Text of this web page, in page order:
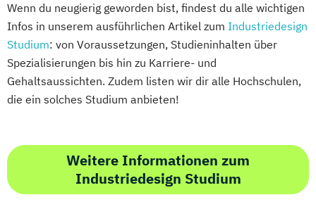
Wenn du neugierig geworden bist, findest du alle wichtigen
Infos in unserem ausführlichen Artikel zum Industriedesign
Studium: von Voraussetzungen, Studieninhalten über
Spezialisierungen bis hin zu Karriere- und
Gehaltsaussichten. Zudem listen wir dir alle Hochschulen,
die ein solches Studium anbieten!
Weitere Informationen zum
Industriedesign Studium